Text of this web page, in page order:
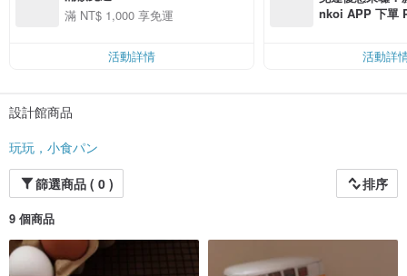
吊飾，掛在包包上就能帶去好多地方旅行。甚至是變成別針，馬上就幫衣服或圍
不是黏土也沒有顏料，於是烘烤和保存是重重的難關。
終於，誕生了【玩玩，小食パン】。
希望可食的麵包負責填飽你的胃，不可食的小食パン則能甜滿你的每個日常。
希望遇見更多和我一樣的麵包控，可以讓美好的事物環繞著自己，用喜歡的東西
陪伴每一天。
雖然是小小的麵包，卻有大大的滿足，和大大的幸福 ：）
滿 NT$ 1,000 享免運
活動詳情
nkoi APP 下單
活動詳
設計館商品
玩玩，小食パン
篩選商品 ( 0 )
排序
9 個商品